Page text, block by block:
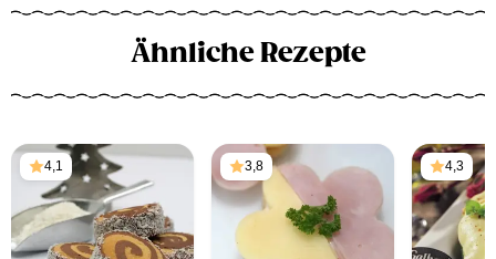
Ähnliche Rezepte
4,1 3,8 4,3